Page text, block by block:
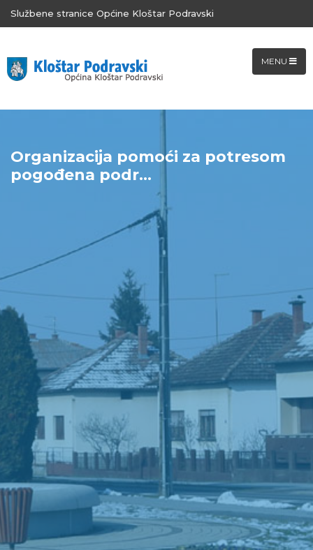
Službene stranice Općine Kloštar Podravski
MENU
Organizacija pomoći za potresom
pogođena podr...